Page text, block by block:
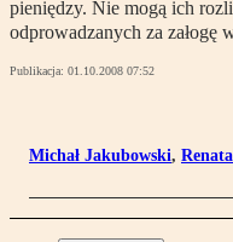
pieniędzy. Nie mogą ich
odprowadzanych za załogę
Publikacja: 01.10.2008 07:52
Michał Jakubowski,